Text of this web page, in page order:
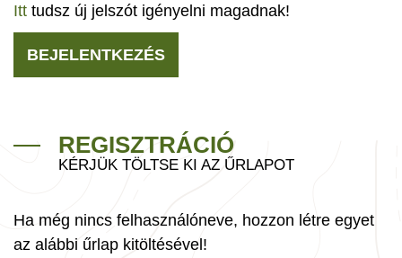
Itt tudsz új jelszót igényelni magadnak!
BEJELENTKEZÉS
REGISZTRÁCIÓ
KÉRJÜK TÖLTSE KI AZ ŰRLAPOT
Ha még nincs felhasználóneve, hozzon létre egyet
az alábbi űrlap kitöltésével!